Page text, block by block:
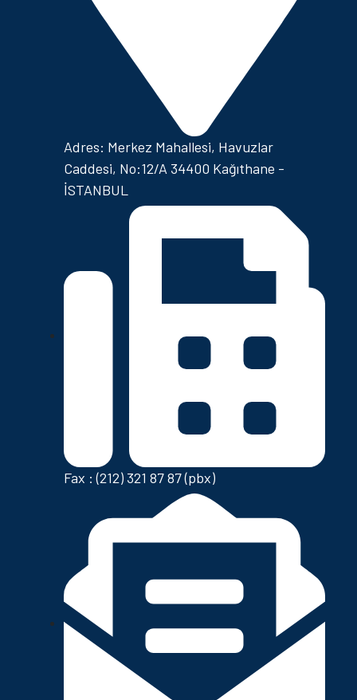
Adres: Merkez Mahallesi, Havuzlar
Caddesi, No:12/A 34400 Kağıthane -
İSTANBUL
Fax : (212) 321 87 87 (pbx)